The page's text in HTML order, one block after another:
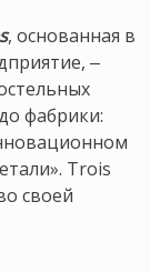
, основанная в
‒
фабрики:
Trois
своей